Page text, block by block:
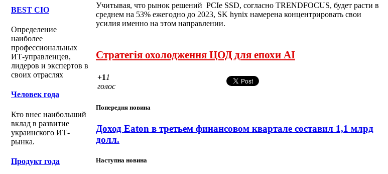
BEST CIO
Определение
наиболее
профессиональных
ИТ-управленцев,
лидеров и экспертов в
своих отраслях
Человек года
Кто внес наибольший
вклад в развитие
украинского ИТ-
рынка.
Продукт года
Учитывая, что рынок решений PCIe SSD, согласно TRENDFOCUS, будет расти в
среднем на 53% ежегодно до 2023, SK hynix намерена концентрировать свои
усилия именно на этом направлении.
Стратегія охолодження ЦОД для епохи AI
+1 1
голос
Попередня новина
Доход Eaton в третьем финансовом квартале составил 1,1 млрд
долл.
Наступна новина